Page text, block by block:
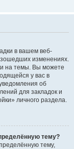
в вашем веб-
изменениях.
на темы. Вы можете
у вас в
об
для закладок и
личного раздела.
тему?
тему,